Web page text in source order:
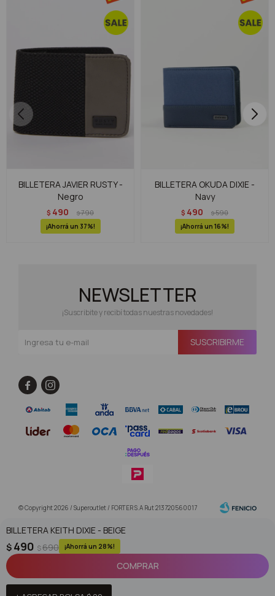
BILLETERA KEITH DIXIE - BEIGE
$ 490 $690 28
COMPRAR
BILLETERA JAVIER RUSTY -
Negro
$ 490 $790
37
BILLETERA OKUDA DIXIE -
Navy
$ 490 $590
16
NEWSLETTER
¡Suscribite y recibí todas nuestras novedades!
SUSCRIBIRME
 
© Copyright 2026 / Superoutlet / FORTER S.A Rut 213720560017